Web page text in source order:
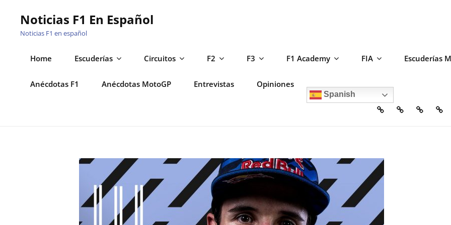
contenido
Noticias F1 En Español
Noticias F1 en español
Home Escuderías Circuitos F2 F3 F1 Academy FIA Escuderías
Anécdotas F1 Anécdotas MotoGP Entrevistas Opiniones
Spanish
HomeEscuderías
Circuitos
F2